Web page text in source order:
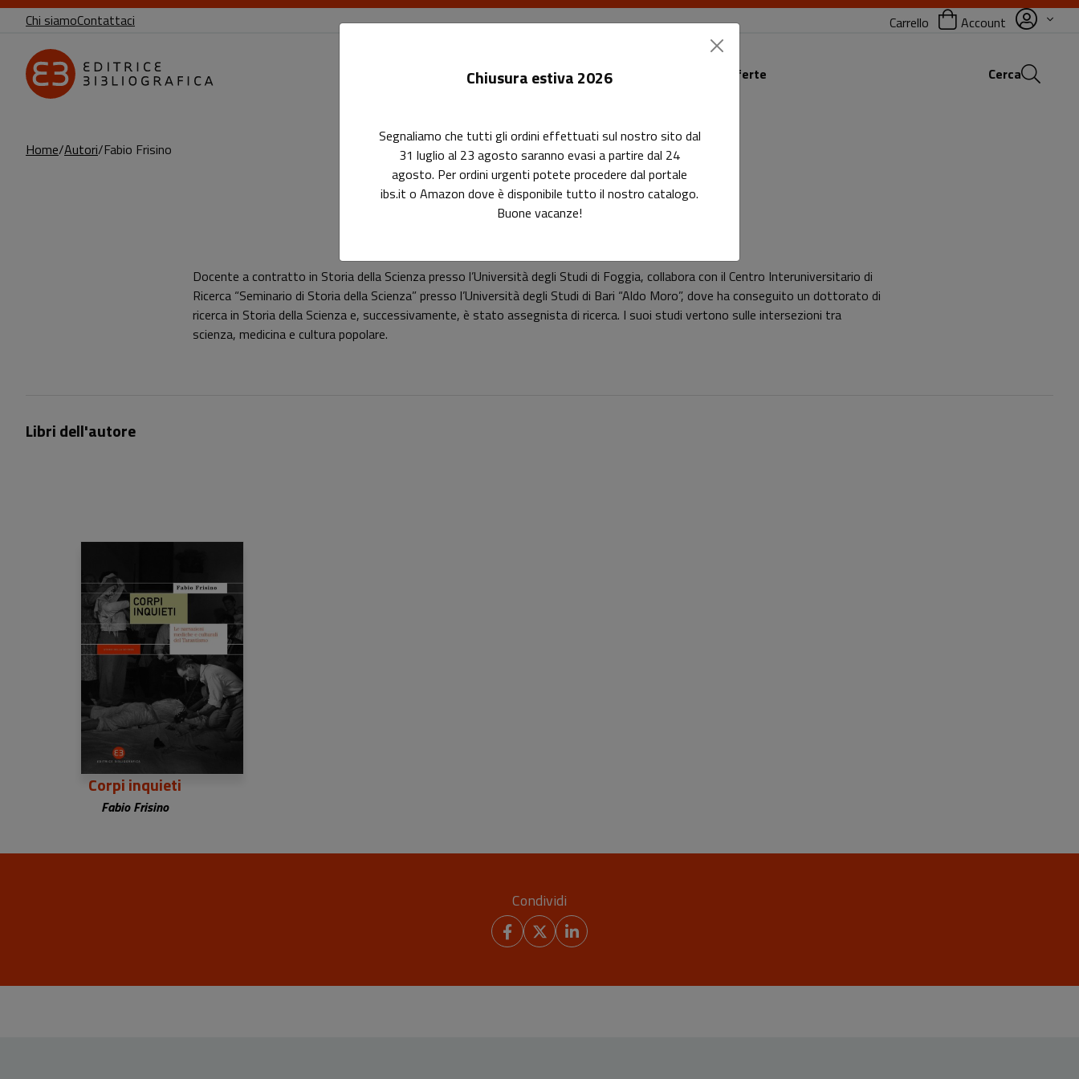
Chi siamoContattaci Carrello Account
Le riviste I corsi Le offerte Cerca
Home Autori Fabio Frisino
Fabio Frisino
Docente a contratto in Storia della Scienza presso l’Università degli Studi di Foggia, collabora con il Centro Interuniversitario di
Ricerca “Seminario di Storia della Scienza” presso l’Università degli Studi di Bari “Aldo Moro”, dove ha conseguito un dottorato di
ricerca in Storia della Scienza e, successivamente, è stato assegnista di ricerca. I suoi studi vertono sulle intersezioni tra
scienza, medicina e cultura popolare.
Libri dell'autore
22,00 €
Corpi inquieti
Fabio Frisino
Condividi
Chiusura estiva 2026
Segnaliamo che tutti gli ordini effettuati sul nostro sito dal
31 luglio al 23 agosto saranno evasi a partire dal 24
agosto. Per ordini urgenti potete procedere dal portale
ibs.it o Amazon dove è disponibile tutto il nostro catalogo.
Buone vacanze!